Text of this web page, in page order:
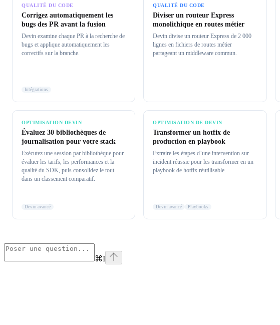
QUALITÉ DU CODE
Corrigez automatiquement les
bugs des PR avant la fusion
Devin examine chaque PR à la recherche de
bugs et applique automatiquement les
correctifs sur la branche.
Intégrations
QUALITÉ DU CODE
Diviser un routeur Express
monolithique en routes métier
Devin divise un routeur Express de 2 000
lignes en fichiers de routes métier
partageant un middleware commun.
OPTIMISATION DEVIN
Évaluez 30 bibliothèques de
journalisation pour votre stack
Exécutez une session par bibliothèque pour
évaluer les tarifs, les performances et la
qualité du SDK, puis consolidez le tout
dans un classement comparatif.
Devin avancé
OPTIMISATION DE DEVIN
Transformer un hotfix de
production en playbook
Extraire les étapes d’une intervention sur
incident réussie pour les transformer en un
playbook de hotfix réutilisable.
Devin avancé Playbooks
⌘I